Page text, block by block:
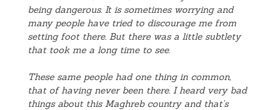
being dangerous. It is sometimes worrying and
many people have tried to discourage me from
setting foot there. But there was a little subtlety
that took me a long time to see.
These same people had one thing in common,
that of having never been there. I heard very bad
things about this Maghreb country and that’s